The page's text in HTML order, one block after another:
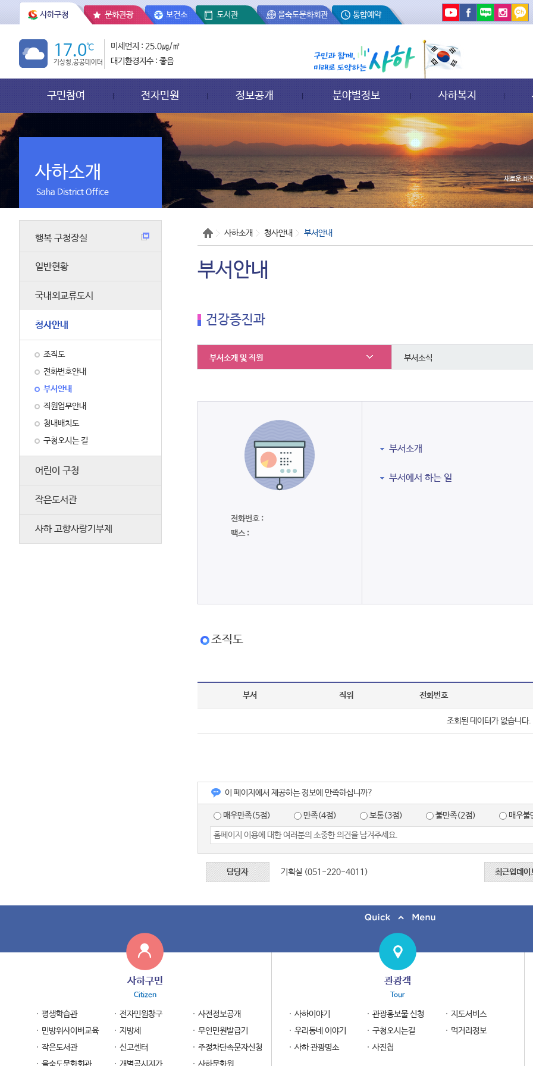
사하구청 문화관광 보건소 도서관 을숙도문화회관 통합예약
17.0℃
기상청,공공데이터
미세먼지 : 25.0㎍/㎥
대기환경지수 : 좋음
구민참여 전자민원 정보공개 분야별정보 사하복지
사하소개
Saha District Office
행복 구청장실
일반현황
국내외교류도시
청사안내
조직도
전화번호안내
부서안내
직원업무안내
청내배치도
구청오시는 길
어린이 구청
작은도서관
사하 고향사랑기부제
사하소개 청사안내 부서안내
부서안내
건강증진과
부서소개 및 직원 부서소식
전화번호 :
팩스 :
부서소개
부서에서 하는 일
조직도
부서 직위 전화번호
조회된 데이터가 없습니다.
이 페이지에서 제공하는 정보에 만족하십니까?
매우만족(5점) 만족(4점) 보통(3점) 불만족(2점) 매우
담당자 기획실 (051-220-4011) 최근업데이
사하구민
Citizen
평생학습관 전자민원창구
사전정보공개
민방위사이버교육
지방세
무인민원발급기
작은도서관
신고센터
주정차단속문자신청
관광객
Tour
사하이야기 관광홍보물 신청
지도서비스
우리동네 이야기
구청오시는길
먹거리정보
사하 관광명소
사진첩